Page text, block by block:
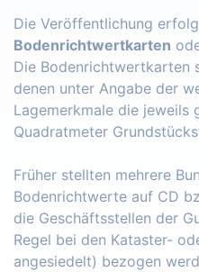
Die Veröffentlichung
Bodenrichtwertkarten
Die Bodenrichtwertkarten
denen unter Angabe der
Lagemerkmale die
Quadratmeter
Früher stellten mehrere
Bodenrichtwerte auf CD
die Geschäftsstellen der
Regel bei den Kataster-
angesiedelt) bezogen